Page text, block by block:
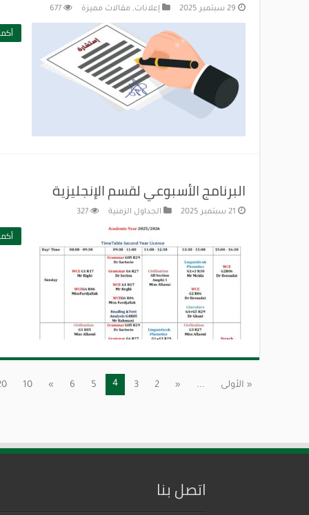
29 سبتمبر 2025 إعلانات, مقالات مميزة 677
البرنامج الأسبوعي لقسم الإنجليزية
21 سبتمبر 2025 الجداول الزمنية 327
« الأولى ...
«
2
3
4
5
6
»
10
اتصل بنا